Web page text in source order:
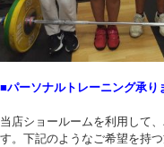
■パーソナルトレーニング承り
当店ショールームを利用して
す。下記のようなご希望を持